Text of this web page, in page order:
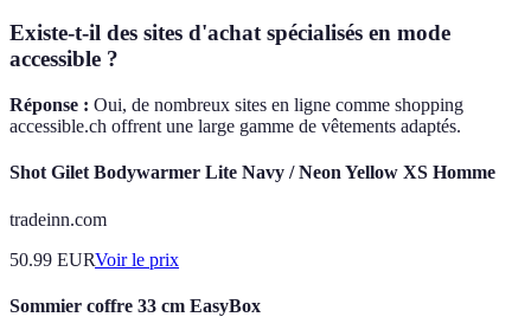
Existe-t-il des sites d'achat spécialisés en mode
accessible ?
Réponse : Oui, de nombreux sites en ligne comme shopping
accessible.ch offrent une large gamme de vêtements adaptés.
Shot Gilet Bodywarmer Lite Navy / Neon Yellow XS Homme
tradeinn.com
50.99 EURVoir le prix
Sommier coffre 33 cm EasyBox